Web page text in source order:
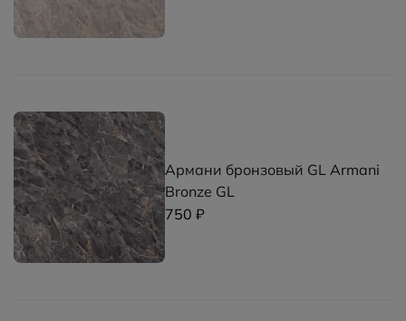
Армани бронзовый GL Armani
Bronze GL
750 ₽